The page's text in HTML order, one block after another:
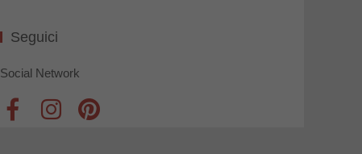
Seguici
Social Network